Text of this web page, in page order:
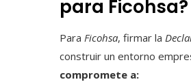
para Ficohsa?
Para Ficohsa, firmar la
construir un entorno
compromete a: